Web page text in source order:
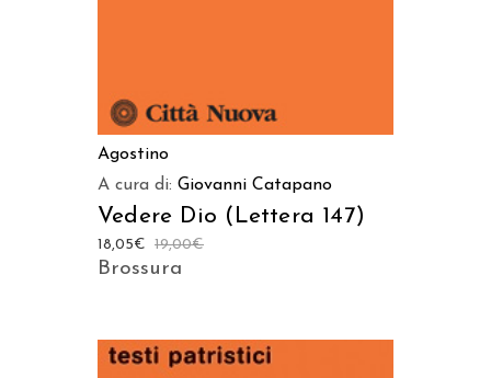
Agostino
A cura di: Giovanni Catapano
Vedere Dio (Lettera 147)
19,00€
18,05€
Brossura